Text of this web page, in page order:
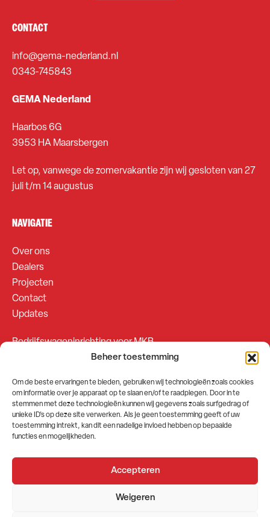
Beheer toestemming
Om de beste ervaringen te bieden, gebruiken wij technologieën zoals cookies
om informatie over je apparaat op te slaan en/of te raadplegen. Door in te
stemmen met deze technologieën kunnen wij gegevens zoals surfgedrag of
unieke ID's op deze site verwerken. Als je geen toestemming geeft of uw
toestemming intrekt, kan dit een nadelige invloed hebben op bepaalde
functies en mogelijkheden.
Accepteren
Weigeren
CONTACT
info@gema-nederland.nl
0343-745843
GEMA Nederland
Haarbos 6G
3953 HA Maarsbergen
Let op, vanwege de zomervakantie zijn wij gesloten van 27
juli t/m 14 augustus
NAVIGATIE
Over ons
Dealers
Projecten
Contact
Updates
Bedrijfswageninrichting voor MKB
Bedrijfswageninrichting voor Fleetsales
SOCIALS